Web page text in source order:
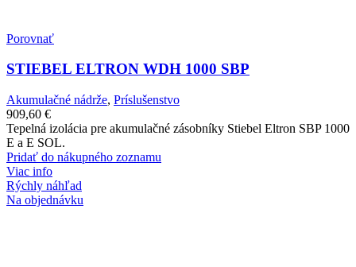
Porovnať
STIEBEL ELTRON WDH 1000 SBP
Akumulačné nádrže, Príslušenstvo
909,60 €
Tepelná izolácia pre akumulačné zásobníky Stiebel Eltron SBP 1000
E a E SOL.
Pridať do nákupného zoznamu
Viac info
Rýchly náhľad
Na objednávku